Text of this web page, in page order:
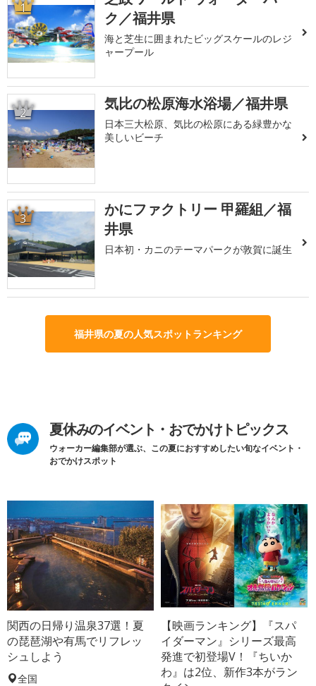
1
ク／福井県
海と芝生に囲まれたビッグスケールのレジ
ャープール
2 気比の松原海水浴場／福井県
日本三大松原、気比の松原にある緑豊かな
美しいビーチ
3
かにファクトリー 甲羅組／福
井県
日本初・カニのテーマパークが敦賀に誕生
福井県の夏の人気スポットランキング
夏休みのイベント・おでかけトピックス
ウォーカー編集部が選ぶ、この夏におすすめしたい旬なイベント・
おでかけスポット
関西の日帰り温泉37選！夏
の琵琶湖や有馬でリフレッ
シュしよう
全国
【映画ランキング】『スパ
イダーマン』シリーズ最高
発進で初登場V！『ちいか
わ』は2位、新作3本がラン